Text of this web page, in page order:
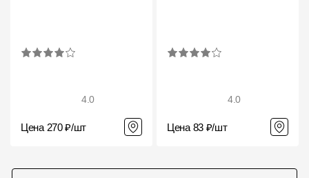
4.0
Цена 270 ₽/шт
4.0
Цена 83 ₽/шт